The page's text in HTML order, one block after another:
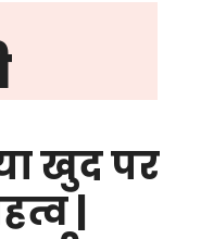
खुद पर
|